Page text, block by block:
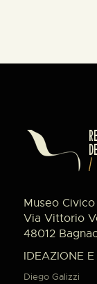
Museo
Via Vittorio
48012
IDEAZIONE
Diego Galizzi